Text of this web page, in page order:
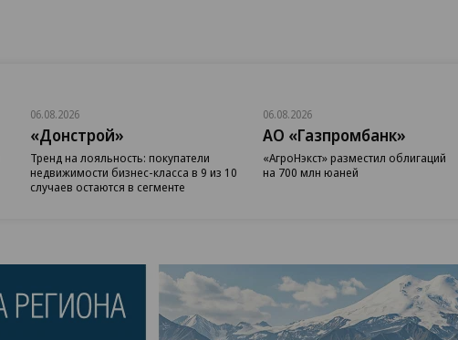
06.08.2026
«Донстрой»
Тренд на лояльность: покупатели
недвижимости бизнес-класса в 9 из 10
случаев остаются в сегменте
06.08.2026
АО «Газпромбанк»
«АгроНэкст» разместил облигаций
на 700 млн юаней